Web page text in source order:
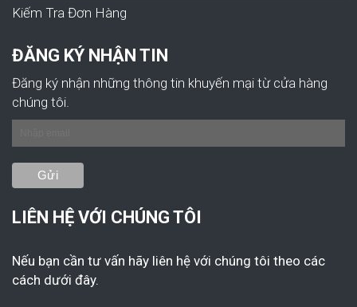
Kiếm Tra Đơn Hàng
ĐĂNG KÝ NHẬN TIN
Đăng ký nhận những thông tin khuyến mại từ cửa hàng
chúng tôi.
LIÊN HỆ VỚI CHÚNG TÔI
Nếu bạn cần tư vấn hãy liên hệ với chúng tôi theo các
cách dưới đây.